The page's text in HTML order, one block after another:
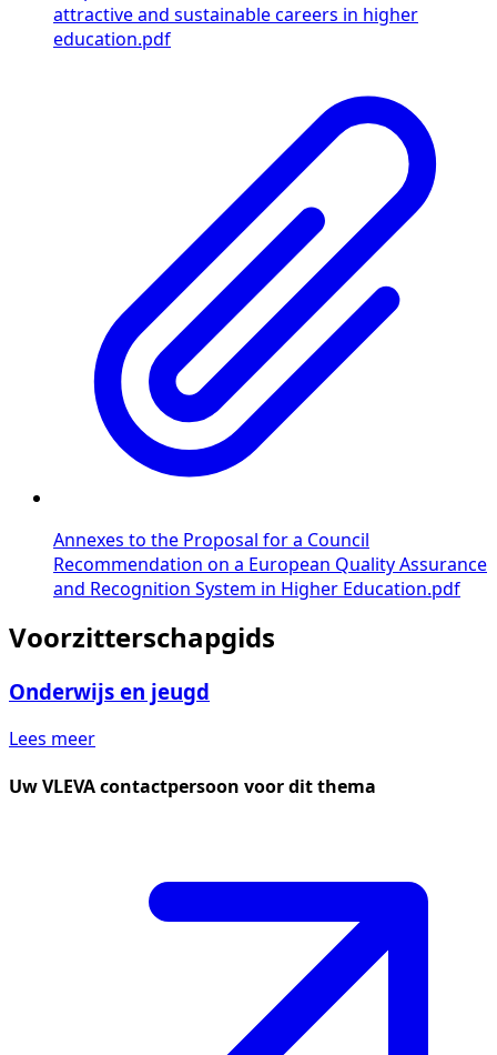
attractive and sustainable careers in higher
education.pdf
Annexes to the Proposal for a Council
Recommendation on a European Quality Assurance
and Recognition System in Higher Education.pdf
Voorzitterschapgids
Onderwijs en jeugd
Lees meer
Uw VLEVA contactpersoon voor dit thema